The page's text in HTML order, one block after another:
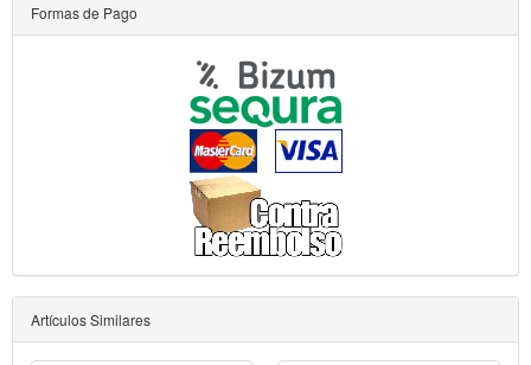
Formas de Pago
Artículos Similares